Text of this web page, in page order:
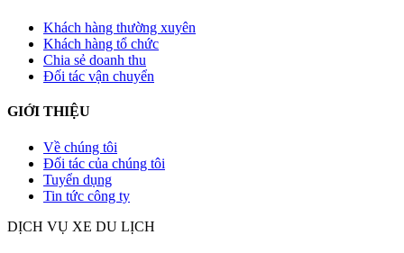
Khách hàng thường xuyên
Khách hàng tổ chức
Chia sẻ doanh thu
Đối tác vận chuyển
GIỚI THIỆU
Về chúng tôi
Đối tác của chúng tôi
Tuyển dụng
Tin tức công ty
DỊCH VỤ XE DU LỊCH